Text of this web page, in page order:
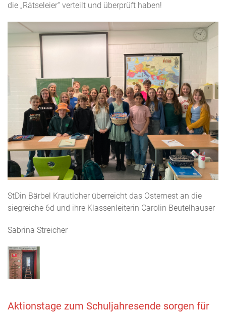
die „Rätseleier“ verteilt und überprüft haben!
StDin Bärbel Krautloher überreicht das Osternest an die
siegreiche 6d und ihre Klassenleiterin Carolin Beutelhauser
Sabrina Streicher
Aktionstage zum Schuljahresende sorgen für